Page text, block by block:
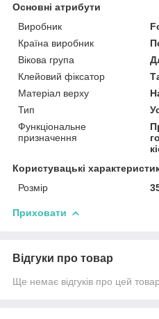
Основні атрибути
Виробник
Країна виробник
Вікова група
Клейовий фіксатор
Матеріал верху
Тип
Функціональне
призначення
Користувацькі
Розмір
Приховати
Відгуки про товар
Ще немає відгуків про цей товар